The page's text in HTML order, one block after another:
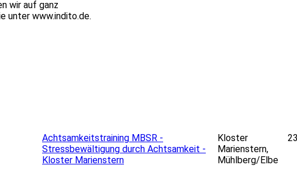
wir auf ganz
unter www.indito.de.
+
−
Achtsamkeitstraining MBSR -
Stressbewältigung durch Achtsamkeit -
Kloster Marienstern
Kloster
Marienstern,
Mühlberg/Elbe